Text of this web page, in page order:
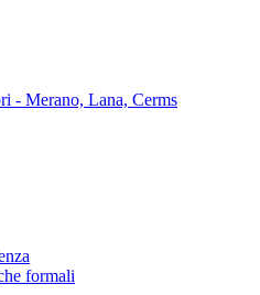
- Merano, Lana, Cerms
formali